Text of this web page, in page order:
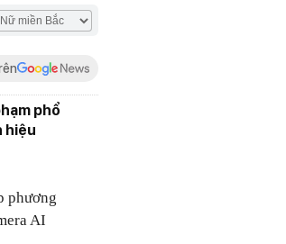
phổ
hiệu
phương
AI